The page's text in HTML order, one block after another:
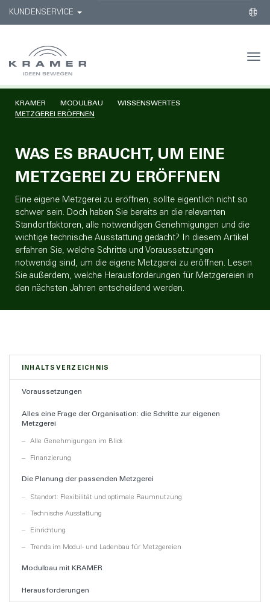
KUNDENSERVICE
KRAMER MODULBAU
WISSENSWERTES
METZGEREI ERÖFFNEN
WAS ES BRAUCHT, UM EINE
METZGEREI ZU ERÖFFNEN
Eine eigene Metzgerei zu eröffnen, sollte eigentlich nicht so
schwer sein. Doch haben Sie bereits an die relevanten
Standortfaktoren, alle notwendigen Genehmigungen und die
wichtige technische Ausstattung gedacht? In diesem Artikel
erfahren Sie, welche Schritte und Voraussetzungen
notwendig sind, um die eigene Metzgerei zu eröffnen. Lesen
Sie außerdem, welche Herausforderungen für Metzgereien in
den nächsten Jahren entscheidend werden.
INHALTSVERZEICHNIS
Voraussetzungen
Alles eine Frage der Organisation: die Schritte zur eigenen
Metzgerei
Alle Genehmigungen im Blick
Finanzierung
Die Planung der passenden Metzgerei
Standort: Flexibilität und optimale Raumnutzung
Technische Ausstattung
Einrichtung
Trends im Modul- und Ladenbau für Metzgereien
Modulbau mit KRAMER
Herausforderungen